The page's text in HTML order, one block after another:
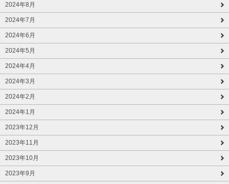
2024年8月
2024年7月
2024年6月
2024年5月
2024年4月
2024年3月
2024年2月
2024年1月
2023年12月
2023年11月
2023年10月
2023年9月